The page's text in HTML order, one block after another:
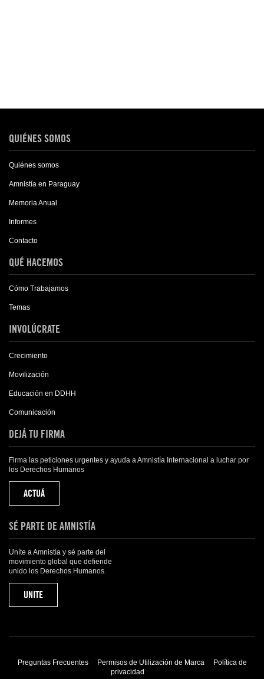
QUIÉNES SOMOS
Quiénes somos
Amnistía en Paraguay
Memoria Anual
Informes
Contacto
QUÉ HACEMOS
Cómo Trabajamos
Temas
INVOLÚCRATE
Crecimiento
Movilización
Educación en DDHH
Comunicación
DEJÁ TU FIRMA
Firma las peticiones urgentes y ayuda a Amnistía Internacional a luchar por
los Derechos Humanos
ACTUÁ
SÉ PARTE DE AMNISTÍA
Uníte a Amnistía y sé parte del
movimiento global que defiende
unido los Derechos Humanos.
UNITE
Preguntas Frecuentes Permisos de Utilización de Marca
Política de
privacidad